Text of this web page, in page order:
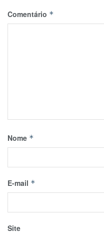
Comentário *
Nome *
E-mail *
Site